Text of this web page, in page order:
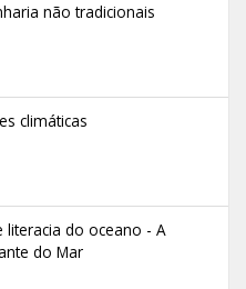
não tradicionais
climáticas
literacia do oceano - A
do Mar